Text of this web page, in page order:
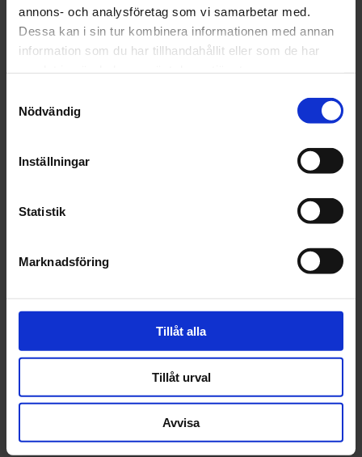
annons- och analysföretag som vi samarbetar med.
Dessa kan i sin tur kombinera informationen med annan
information som du har tillhandahållit eller som de har
Nödvändig
Inställningar
Statistik
Marknadsföring
Tillåt alla
Tillåt urval
Avvisa
Lägg i varukorgen
Beskrivning
Fråga om produkt